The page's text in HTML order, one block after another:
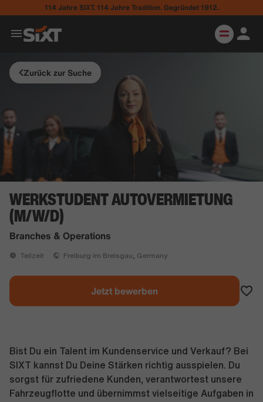
114 Jahre SIXT. 114 Jahre Tradition. Gegründet 1912.
Zurück zur Suche
WERKSTUDENT AUTOVERMIETUNG
(M/W/D)
Branches & Operations
Teilzeit Freiburg im Breisgau, Germany
Jetzt bewerben
Bist Du ein Talent im Kundenservice und Verkauf? Bei
SIXT kannst Du Deine Stärken richtig ausspielen. Du
sorgst für zufriedene Kunden, verantwortest unsere
Fahrzeugflotte und übernimmst vielseitige Aufgaben in